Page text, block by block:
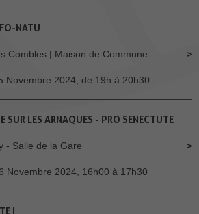
NATU
Combles | Maison de Commune
Novembre 2024, de 19h à 20h30
SUR LES ARNAQUES - PRO SENECTUTE
- Salle de la Gare
Novembre 2024, 16h00 à 17h30
!